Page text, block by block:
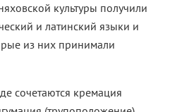
культуры получили
и латинский языки и
из них принимали
сочетаются кремация